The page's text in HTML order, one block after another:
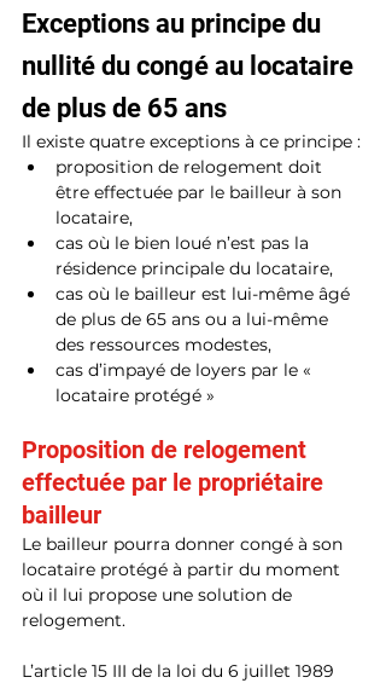
Exceptions au principe du
nullité du congé au locataire
de plus de 65 ans
Il existe quatre exceptions à ce principe :
proposition de relogement doit
être effectuée par le bailleur à son
locataire,
cas où le bien loué n’est pas la
résidence principale du locataire,
cas où le bailleur est lui-même âgé
de plus de 65 ans ou a lui-même
des ressources modestes,
cas d’impayé de loyers par le «
locataire protégé »
​​​​​​Proposition de relogement
effectuée par le propriétaire
bailleur
Le bailleur pourra donner congé à son
locataire protégé à partir du moment
où il lui propose une solution de
relogement.
L’article 15 III de la loi du 6 juillet 1989